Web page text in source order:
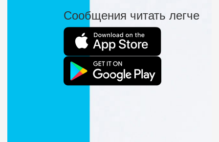
Сообщения читать легче